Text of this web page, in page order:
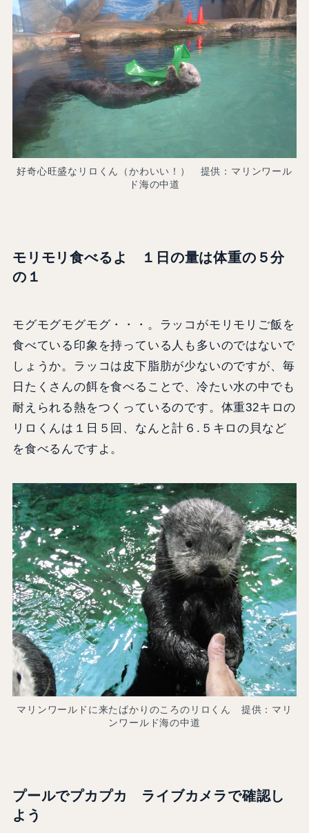
好奇心旺盛なリロくん（かわいい！） 提供：マリンワール
ド海の中道
モリモリ食べるよ １日の量は体重の５分
の１
モグモグモグモグ・・・。ラッコがモリモリご飯を
食べている印象を持っている人も多いのではないで
しょうか。ラッコは皮下脂肪が少ないのですが、毎
日たくさんの餌を食べることで、冷たい水の中でも
耐えられる熱をつくっているのです。体重32キロの
リロくんは１日５回、なんと計６.５キロの貝など
を食べるんですよ。
マリンワールドに来たばかりのころのリロくん 提供：マリ
ンワールド海の中道
プールでプカプカ ライブカメラで確認し
よう